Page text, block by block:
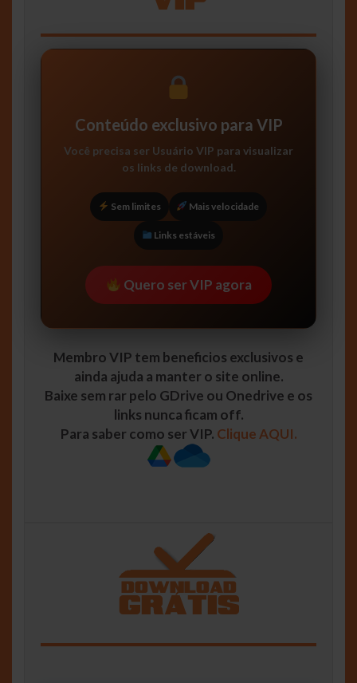
Conteúdo exclusivo para VIP
Você precisa ser Usuário VIP para visualizar
os links de download.
Sem limites Mais velocidade
Links estáveis
Quero ser VIP agora
Membro VIP tem beneficios exclusivos e
ainda ajuda a manter o site online.
Baixe sem rar pelo GDrive ou Onedrive e os
links nunca ficam off.
Para saber como ser VIP. Clique AQUI.